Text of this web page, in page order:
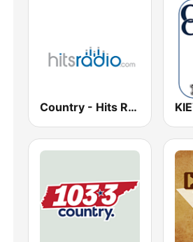
Country - Hits Radio